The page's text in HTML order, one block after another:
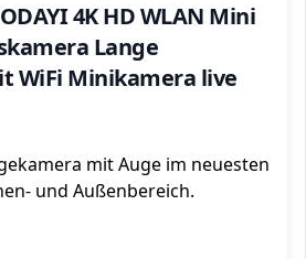
4K HD WLAN Mini
Lange
WiFi Minikamera live
mit Auge im neuesten
und Außenbereich.